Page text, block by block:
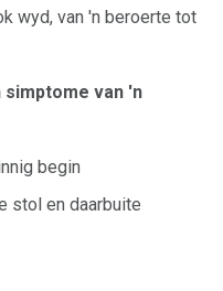
wyd, van 'n beroerte tot
van 'n
begin
stol en daarbuite